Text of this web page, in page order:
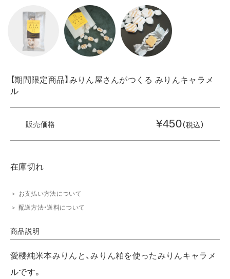
【期間限定商品】みりん屋さんがつくる みりんキャラメ
ル
販売価格 ¥450（税込）
在庫切れ
＞ お支払い方法について
＞ 配送方法・送料について
商品説明
愛櫻純米本みりんと、みりん粕を使ったみりんキャラメ
ルです。